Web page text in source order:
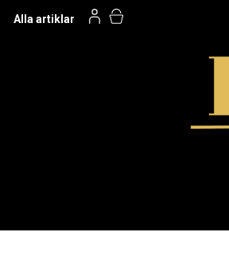
Alla artiklar